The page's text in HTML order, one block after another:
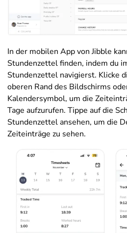
In der mobilen App von Jibble
Stundenzettel finden, indem du
Stundenzettel navigierst. Klicke
oberen Rand des Bildschirms
Kalendersymbol, um die
Tage aufzurufen. Tippe auf die
Stundenzettel ansehen, um die
Zeiteinträge zu sehen.